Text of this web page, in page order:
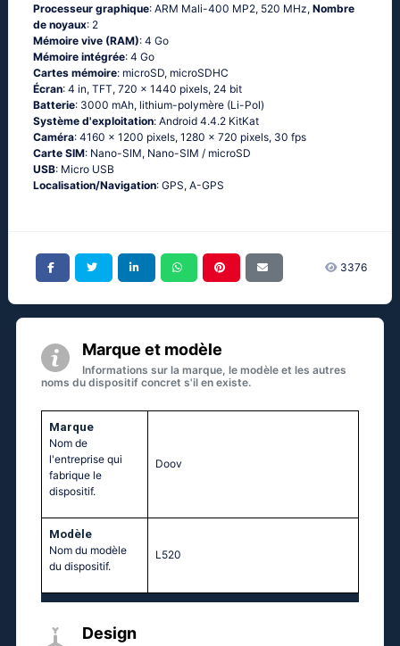
Processeur graphique: ARM Mali-400 MP2, 520 MHz, Nombre
de noyaux: 2
Mémoire vive (RAM): 4 Go
Mémoire intégrée: 4 Go
Cartes mémoire: microSD, microSDHC
Écran: 4 in, TFT, 720 x 1440 pixels, 24 bit
Batterie: 3000 mAh, lithium-polymère (Li-Pol)
Système d'exploitation: Аndrоid 4.4.2 ΚitΚаt
Caméra: 4160 x 1200 pixels, 1280 x 720 pixels, 30 fps
Carte SIM: Nano-SIM, Nano-SIM / microSD
USB: Micro USB
Localisation/Navigation: GРS, А-GРS
3376
Marque et modèle
Informations sur la marque, le modèle et les autres
noms du dispositif concret s'il en existe.
Marque
Nom de
l'entreprise qui
fabrique le
dispositif.
Doov
Modèle
Nom du modèle
du dispositif.
L520
Design